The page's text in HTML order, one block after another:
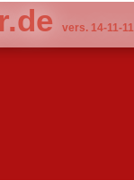
vers. 14-11-11